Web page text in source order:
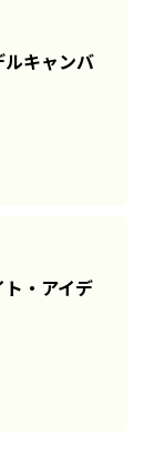
キャンバ
・アイデ